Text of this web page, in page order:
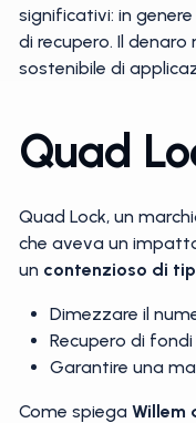
significativi: in
di recupero. Il
sostenibile di
Quad
Quad Lock, un
che aveva un
un contenzioso di
Dimezzare il
Recupero di
Garantire una
Come spiega Willem